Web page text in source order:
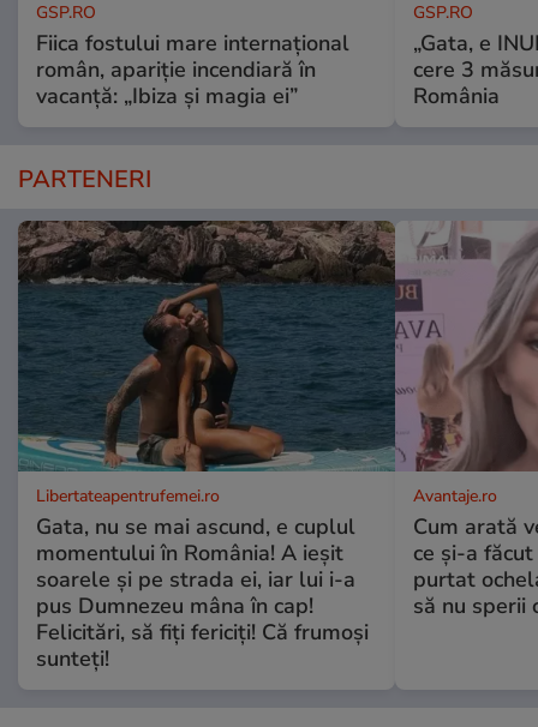
GSP.RO
Fiica fostului mare internațional
român, apariție incendiară în
vacanță: „Ibiza și magia ei”
GSP.RO
„Gata, e
cere 3
România
PARTENERI
Libertateapentrufemei.ro
Gata, nu se mai ascund, e cuplul
momentului în România! A ieșit
soarele și pe strada ei, iar lui i-a
pus Dumnezeu mâna în cap!
Felicitări, să fiți fericiți! Că frumoși
sunteți!
Avantaje.ro
Cum arată
ce și-a
purtat
să nu sperii